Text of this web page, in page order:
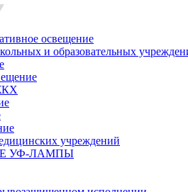
освещение
и образовательных
учреждений
УФ-ЛАМПЫ